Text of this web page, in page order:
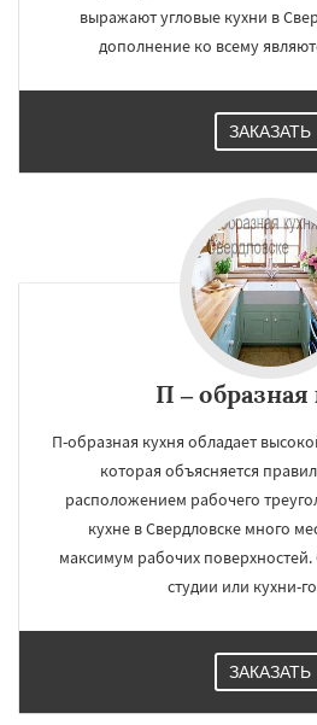
выражают угловые кухни в
дополнение ко всему
ЗАКАЗАТЬ
П – образная
П-образная кухня обладает
которая объясняется
расположением рабочего
кухне в Свердловске много
максимум рабочих
студии или кухни-
ЗАКАЗАТЬ